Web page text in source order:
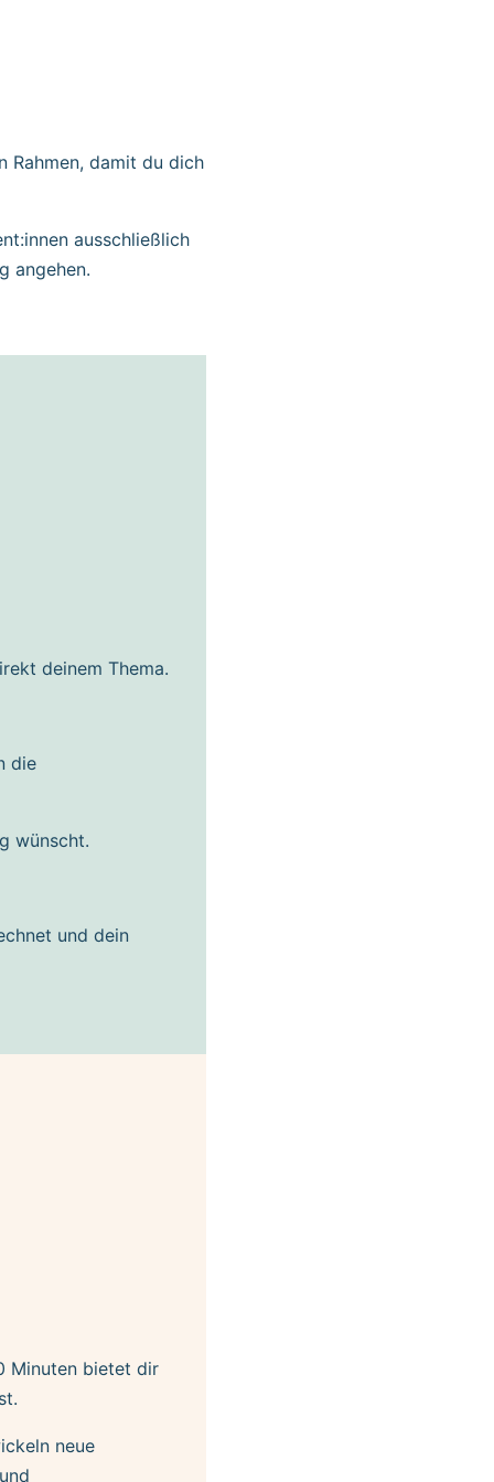
Rahmen, damit du dich
ausschließlich
angehen.
deinem Thema.
die
wünscht.
und dein
Minuten bietet dir
neue